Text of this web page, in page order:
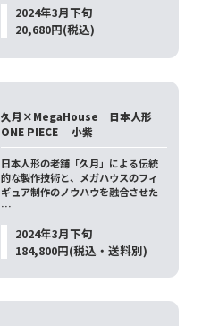
2024年3月下旬
20,680円(税込)
久月×MegaHouse 日本人形
ONE PIECE 小紫
日本人形の老舗「久月」による伝統
的な製作技術と、メガハウスのフィ
ギュア制作のノウハウを融合させた
…
2024年3月下旬
184,800円(税込・送料別)